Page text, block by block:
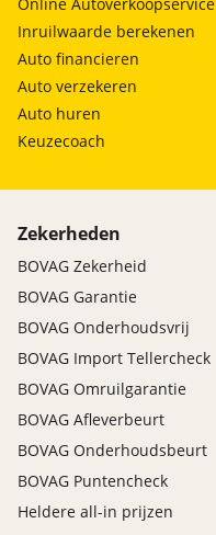
Online Autoverkoopservice
Inruilwaarde berekenen
Auto financieren
Auto verzekeren
Auto huren
Keuzecoach
Zekerheden
BOVAG Zekerheid
BOVAG Garantie
BOVAG Onderhoudsvrij
BOVAG Import Tellercheck
BOVAG Omruilgarantie
BOVAG Afleverbeurt
BOVAG Onderhoudsbeurt
BOVAG Puntencheck
Heldere all-in prijzen